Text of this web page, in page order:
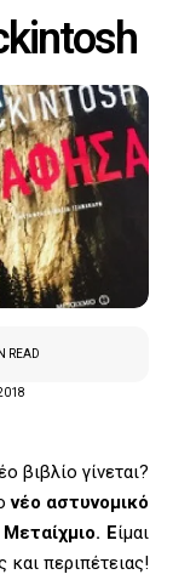
READ
βιβλίο γίνεται?
νέο αστυνομικό
Είμαι
περιπέτειας!